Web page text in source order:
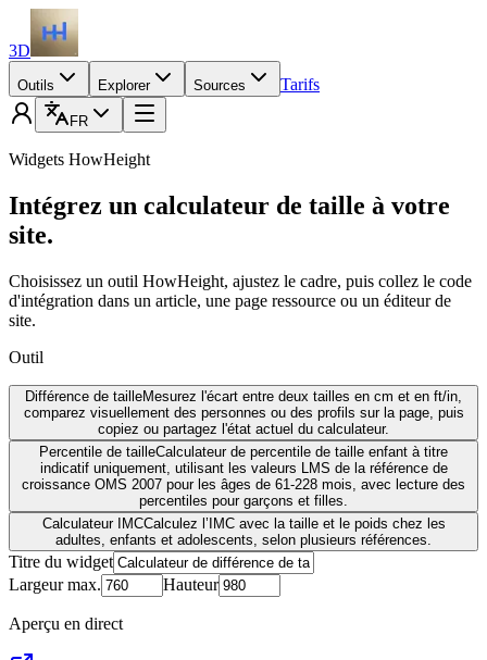
3D
Outils Explorer Sources Tarifs
FR
Widgets HowHeight
Intégrez un calculateur de taille à votre
site.
Choisissez un outil HowHeight, ajustez le cadre, puis collez le code
d'intégration dans un article, une page ressource ou un éditeur de
site.
Outil
Différence de tailleMesurez l'écart entre deux tailles en cm et en ft/in,
comparez visuellement des personnes ou des profils sur la page, puis
copiez ou partagez l'état actuel du calculateur.
Percentile de tailleCalculateur de percentile de taille enfant à titre
indicatif uniquement, utilisant les valeurs LMS de la référence de
croissance OMS 2007 pour les âges de 61-228 mois, avec lecture des
percentiles pour garçons et filles.
Calculateur IMCCalculez l’IMC avec la taille et le poids chez les
adultes, enfants et adolescents, selon plusieurs références.
Titre du widget
Largeur max.
Hauteur
Aperçu en direct